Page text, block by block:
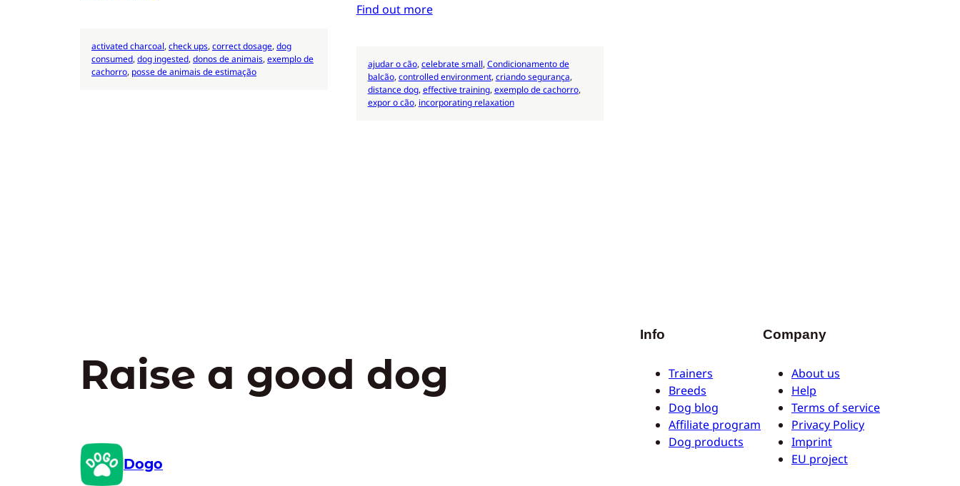
activated charcoal, check ups, correct dosage, dog
consumed, dog ingested, donos de animais, exemplo de
cachorro, posse de animais de estimação
Find out more
ajudar o cão, celebrate small, Condicionamento de
balcão, controlled environment, criando segurança
distance dog, effective training, exemplo de cachorro
expor o cão, incorporating relaxation
Raise a good dog
Dogo
Info
Trainers
Breeds
Dog blog
Affiliate program
Dog products
Company
About us
Help
Terms of service
Privacy Policy
Imprint
EU project